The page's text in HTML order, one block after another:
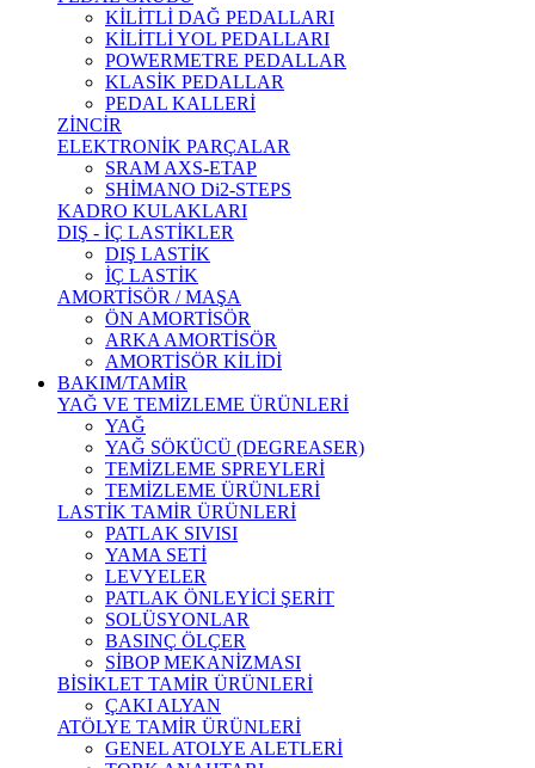
KİLİTLİ DAĞ PEDALLARI
KİLİTLİ YOL PEDALLARI
POWERMETRE PEDALLAR
KLASİK PEDALLAR
PEDAL KALLERİ
ZİNCİR
ELEKTRONİK PARÇALAR
SRAM AXS-ETAP
SHİMANO Di2-STEPS
KADRO KULAKLARI
DIŞ - İÇ LASTİKLER
DIŞ LASTİK
İÇ LASTİK
AMORTİSÖR / MAŞA
ÖN AMORTİSÖR
ARKA AMORTİSÖR
AMORTİSÖR KİLİDİ
BAKIM/TAMİR
YAĞ VE TEMİZLEME ÜRÜNLERİ
YAĞ
YAĞ SÖKÜCÜ (DEGREASER)
TEMİZLEME SPREYLERİ
TEMİZLEME ÜRÜNLERİ
LASTİK TAMİR ÜRÜNLERİ
PATLAK SIVISI
YAMA SETİ
LEVYELER
PATLAK ÖNLEYİCİ ŞERİT
SOLÜSYONLAR
BASINÇ ÖLÇER
SİBOP MEKANİZMASI
BİSİKLET TAMİR ÜRÜNLERİ
ÇAKI ALYAN
ATÖLYE TAMİR ÜRÜNLERİ
GENEL ATOLYE ALETLERİ